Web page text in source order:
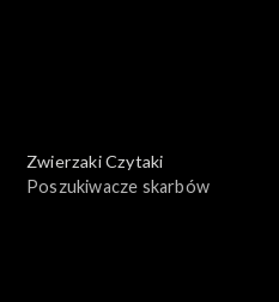
Zwierzaki Czytaki
Poszukiwacze skarbów